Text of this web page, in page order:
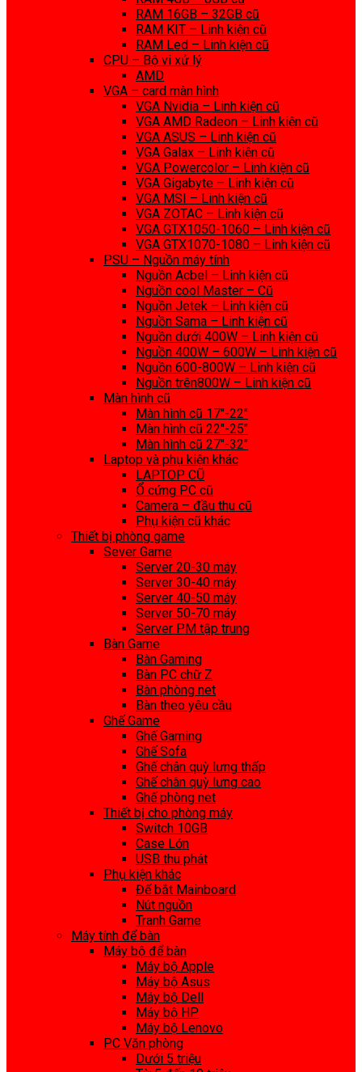
RAM 16GB – 32GB cũ
RAM KIT – Linh kiện cũ
RAM Led – Linh kiện cũ
CPU – Bộ vi xử lý
AMD
VGA – card màn hình
VGA Nvidia – Linh kiện cũ
VGA AMD Radeon – Linh kiện cũ
VGA ASUS – Linh kiện cũ
VGA Galax – Linh kiện cũ
VGA Powercolor – Linh kiện cũ
VGA Gigabyte – Linh kiện cũ
VGA MSI – Linh kiện cũ
VGA ZOTAC – Linh kiện cũ
VGA GTX1050-1060 – Linh kiện cũ
VGA GTX1070-1080 – Linh kiện cũ
PSU – Nguồn máy tính
Nguồn Acbel – Linh kiện cũ
Nguồn cool Master – Cũ
Nguồn Jetek – Linh kiện cũ
Nguồn Sama – Linh kiện cũ
Nguồn dưới 400W – Linh kiện cũ
Nguồn 400W – 600W – Linh kiện cũ
Nguồn 600-800W – Linh kiện cũ
Nguồn trên800W – Linh kiện cũ
Màn hình cũ
Màn hình cũ 17″-22″
Màn hình cũ 22″-25″
Màn hình cũ 27″-32″
Laptop và phụ kiện khác
LAPTOP CŨ
Ổ cứng PC cũ
Camera – đầu thu cũ
Phụ kiện cũ khác
Thiết bị phòng game
Sever Game
Server 20-30 máy
Server 30-40 máy
Server 40-50 máy
Server 50-70 máy
Server PM tập trung
Bàn Game
Bàn Gaming
Bàn PC chữ Z
Bàn phòng net
Bàn theo yêu cầu
Ghế Game
Ghế Gaming
Ghế Sofa
Ghế chân quỳ lưng thấp
Ghế chân quỳ lưng cao
Ghế phòng net
Thiết bị cho phòng máy
Switch 10GB
Case Lớn
USB thu phát
Phụ kiện khác
Đế bắt Mainboard
Nút nguồn
Tranh Game
Máy tính để bàn
Máy bộ để bàn
Máy bộ Apple
Máy bộ Asus
Máy bộ Dell
Máy bộ HP
Máy bộ Lenovo
PC Văn phòng
Dưới 5 triệu